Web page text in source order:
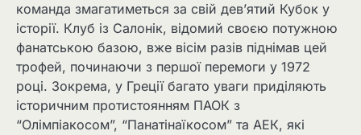
команда змагатиметься за свій дев’ятий Кубок у
історії. Клуб із Салонік, відомий своєю потужною
фанатською базою, вже вісім разів піднімав цей
трофей, починаючи з першої перемоги у 1972
році. Зокрема, у Греції багато уваги приділяють
історичним протистоянням ПАОК з
“Олімпіакосом”, “Панатінаїкосом” та АЕК, які